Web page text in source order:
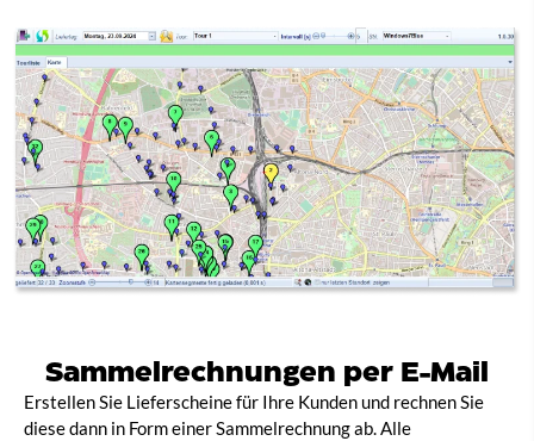
Sammelrechnungen per E-Mail​
Erstellen Sie Lieferscheine für Ihre Kunden und rechnen Sie
diese dann in Form einer Sammelrechnung ab. Alle